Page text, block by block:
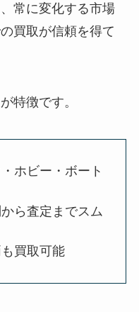
常に変化する市場
買取が信頼を得て
特徴です。
ホビー・ボート
ら査定までスム
買取可能